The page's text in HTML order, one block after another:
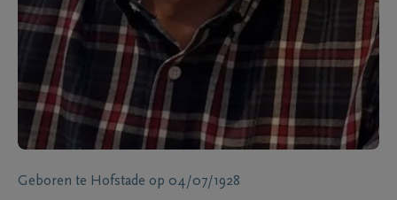
Geboren te Hofstade op 04/07/1928